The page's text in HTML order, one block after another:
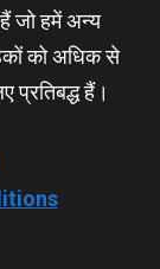
हैं जो हमें अन्य
को अधिक से
प्रतिबद्ध हैं।